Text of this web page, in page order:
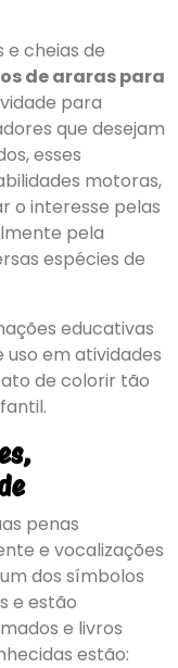
e cheias de
de araras para
para
que desejam
esses
motoras,
o interesse pelas
pela
espécies de
educativas
uso em atividades
de colorir tão
penas
e vocalizações
dos símbolos
e estão
e livros
estão: